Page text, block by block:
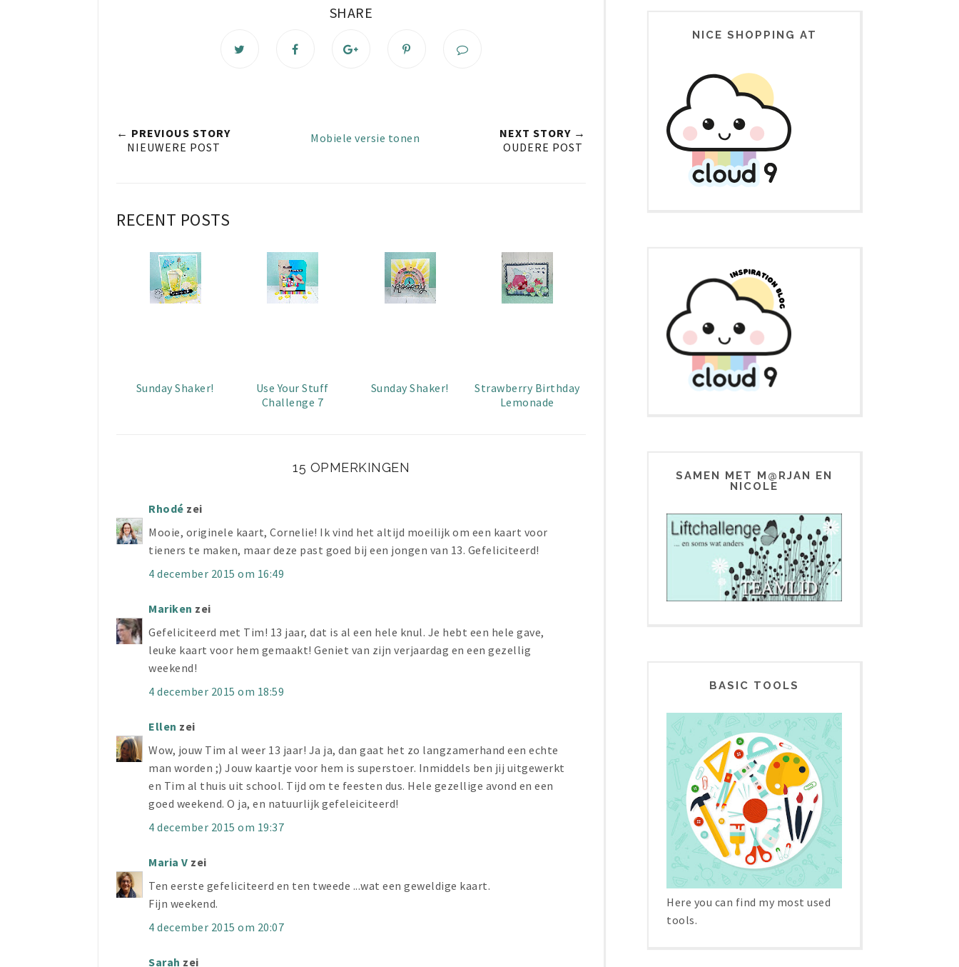
SHARE
← PREVIOUS STORY
NIEUWERE POST
NEXT STORY →
OUDERE POST
Mobiele versie tonen
RECENT POSTS
Sunday Shaker!
Use Your Stuff
Challenge 7
Sunday Shaker!
Strawberry Birthday
Lemonade
15 OPMERKINGEN
Rhodé zei
Mooie, originele kaart, Cornelie! Ik vind het altijd moeilijk om een kaart voor
tieners te maken, maar deze past goed bij een jongen van 13. Gefeliciteerd!
4 december 2015 om 16:49
Mariken zei
Gefeliciteerd met Tim! 13 jaar, dat is al een hele knul. Je hebt een hele gave,
leuke kaart voor hem gemaakt! Geniet van zijn verjaardag en een gezellig
weekend!
4 december 2015 om 18:59
Ellen zei
Wow, jouw Tim al weer 13 jaar! Ja ja, dan gaat het zo langzamerhand een echte
man worden ;) Jouw kaartje voor hem is superstoer. Inmiddels ben jij uitgewerkt
en Tim al thuis uit school. Tijd om te feesten dus. Hele gezellige avond en een
goed weekend. O ja, en natuurlijk gefeleiciteerd!
4 december 2015 om 19:37
Maria V zei
Ten eerste gefeliciteerd en ten tweede ...wat een geweldige kaart.
Fijn weekend.
4 december 2015 om 20:07
Sarah zei
NICE SHOPPING AT
SAMEN MET M@RJAN EN
NICOLE
BASIC TOOLS
Here you can find my most used
tools.